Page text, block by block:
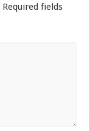
Required fields